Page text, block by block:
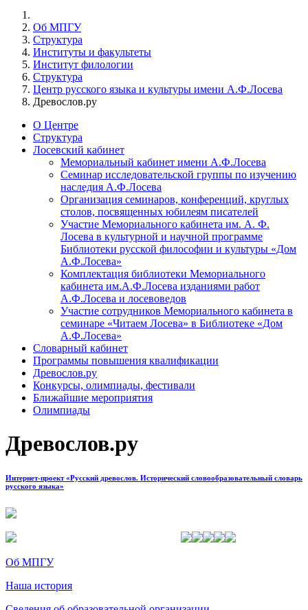
Об МПГУ
Структура
Институты и факультеты
Институт филологии
Структура
Центр русского языка и культуры имени А.Ф.Лосева
Древослов.ру
О Центре
Структура
Лосевский кабинет
Мемориальный кабинет имени А.Ф.Лосева
Семинар исследовательской группы по изучению
наследия А.Ф.Лосева
Организация семинаров, конференций, круглых
столов, посвященных юбилеям писателей
Участие Мемориального кабинета им. А. Ф.
Лосева в культурной и научной программе
Библиотеки русской философии и культуры «Дом
А.Ф.Лосева»
Комплектация библиотеки Мемориального
кабинета им.А.Ф.Лосева изданиями работ
А.Ф.Лосева и лосевоведов
Участие сотрудников Мемориального кабинета в
семинаре «Читаем Лосева» в Библиотеке «Дом
А.Ф.Лосева»
Словарный кабинет
Программы повышения квалификации
Древослов.ру
Конкурсы, олимпиады, фестивали
Ближайшие мероприятия
Олимпиады
Древослов.ру
Интернет-проект «Русский древослов. Исторический словообразовательный словарь
русского языка»
Об МПГУ
Наша история